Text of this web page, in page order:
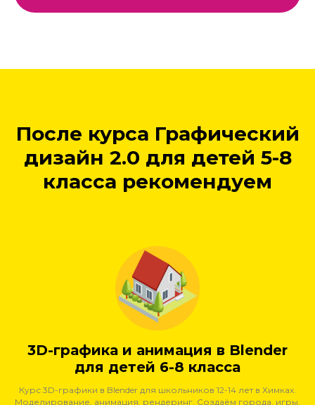
После курса Графический
дизайн 2.0 для детей 5-8
класса рекомендуем
3D-графика и анимация в Blender
для детей 6-8 класса
Курс 3D-графики в Blender для школьников 12-14 лет в Химках.
Моделирование, анимация, рендеринг. Создаём города, игры,